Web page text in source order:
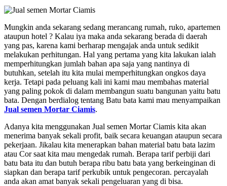
Mungkin anda sekarang sedang merancang rumah, ruko, apartemen
ataupun hotel ? Kalau iya maka anda sekarang berada di daerah
yang pas, karena kami berharap mengajak anda untuk sedikit
melakukan perhitungan. Hal yang pertama yang kita lakukan ialah
memperhitungkan jumlah bahan apa saja yang nantinya di
butuhkan, setelah itu kita mulai memperhitungkan ongkos daya
kerja. Tetapi pada peluang kali ini kami mau membahas material
yang paling pokok di dalam membangun suatu bangunan yaitu batu
bata. Dengan berdialog tentang Batu bata kami mau menyampaikan
Jual semen Mortar Ciamis.
Adanya kita menggunakan Jual semen Mortar Ciamis kita akan
menerima banyak sekali profit, baik secara keuangan ataupun secara
pekerjaan. Jikalau kita menerapkan bahan material batu bata lazim
atau Cor saat kita mau mengedak rumah. Berapa tarif perbiji dari
batu bata itu dan butuh berapa ribu batu bata yang berkeinginan di
siapkan dan berapa tarif perkubik untuk pengecoran. percayalah
anda akan amat banyak sekali pengeluaran yang di bisa.